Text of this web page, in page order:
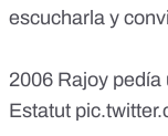
escucharla y
2006 Rajoy
Estatut